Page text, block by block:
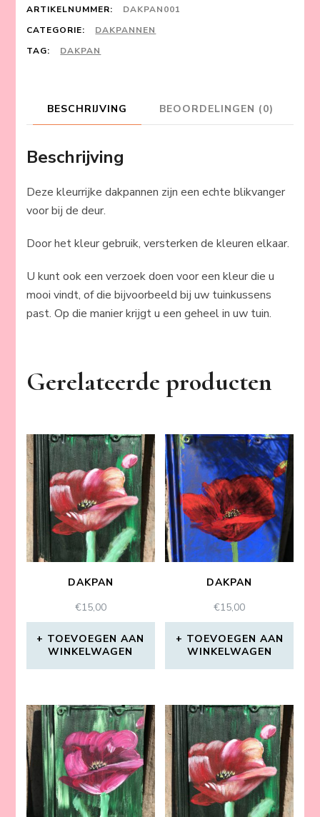
ARTIKELNUMMER:
DAKPAN001
CATEGORIE:
DAKPANNEN
TAG:
DAKPAN
BESCHRIJVING BEOORDELINGEN (0)
Beschrijving
Deze kleurrijke dakpannen zijn een echte blikvanger
voor bij de deur.
Door het kleur gebruik, versterken de kleuren elkaar.
U kunt ook een verzoek doen voor een kleur die u
mooi vindt, of die bijvoorbeeld bij uw tuinkussens
past. Op die manier krijgt u een geheel in uw tuin.
Gerelateerde producten
DAKPAN
€15,00
TOEVOEGEN AAN
WINKELWAGEN
DAKPAN
€15,00
TOEVOEGEN AAN
WINKELWAGEN